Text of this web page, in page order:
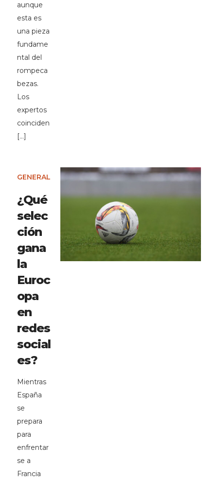
aunque
esta es
una pieza
fundame
ntal del
rompeca
bezas.
Los
expertos
coinciden
[…]
GENERAL
¿Qué
selec
ción
gana
la
Euroc
opa
en
redes
social
es?
Mientras
España
se
prepara
para
enfrentar
se a
Francia